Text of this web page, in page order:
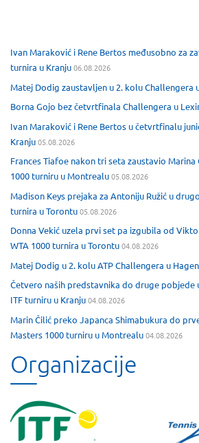
Ivan Maraković i Rene Bertos međusobno za
turnira u Kranju06.08.2026
Matej Dodig zaustavljen u 2. kolu Challengera
Borna Gojo bez četvrtfinala Challengera u
Ivan Maraković i Rene Bertos u četvrtfinalu
Kranju05.08.2026
Frances Tiafoe nakon tri seta zaustavio Marina
1000 turniru u Montrealu05.08.2026
Madison Keys prejaka za Antoniju Ružić u
turnira u Torontu05.08.2026
Donna Vekić uzela prvi set pa izgubila od
WTA 1000 turnira u Torontu04.08.2026
Matej Dodig u 2. kolu ATP Challengera u
Četvero naših predstavnika do druge pobjede
ITF turniru u Kranju04.08.2026
Marin Čilić preko Japanca Shimabukura do
Masters 1000 turniru u Montrealu04.08.2026
Organizacije